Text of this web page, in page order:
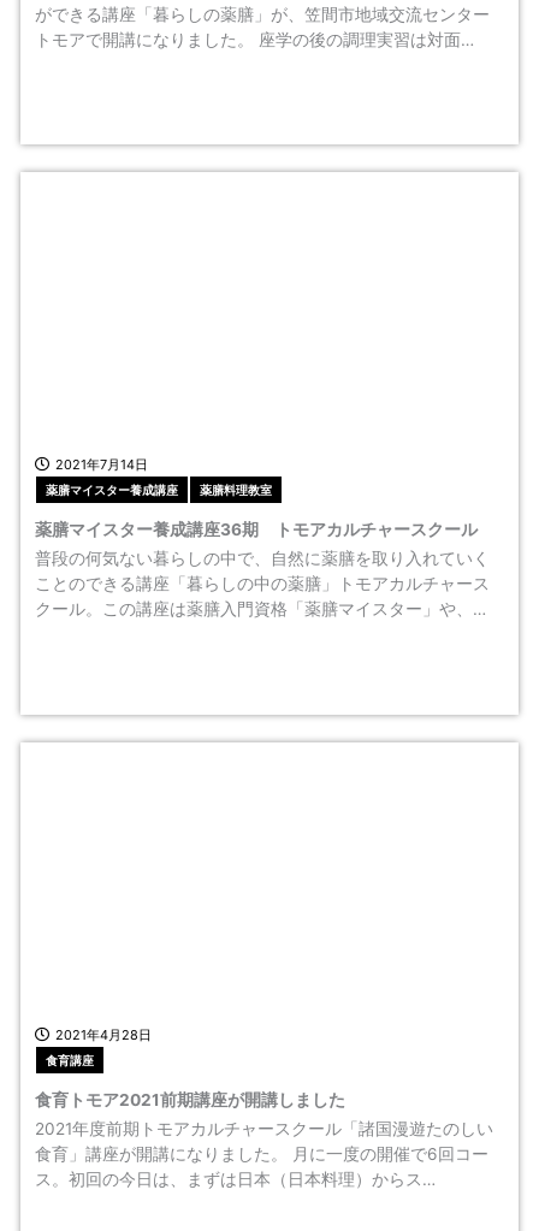
ができる講座「暮らしの薬膳」が、笠間市地域交流センター
トモアで開講になりました。 座学の後の調理実習は対面…
2021年7月14日
薬膳マイスター養成講座 薬膳料理教室
薬膳マイスター養成講座36期 トモアカルチャースクール
普段の何気ない暮らしの中で、自然に薬膳を取り入れていく
ことのできる講座「暮らしの中の薬膳」トモアカルチャース
クール。この講座は薬膳入門資格「薬膳マイスター」や、…
2021年4月28日
食育講座
食育トモア2021前期講座が開講しました
2021年度前期トモアカルチャースクール「諸国漫遊たのしい
食育」講座が開講になりました。 月に一度の開催で6回コー
ス。初回の今日は、まずは日本（日本料理）からス…